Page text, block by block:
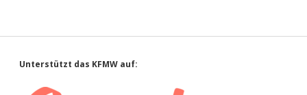
Sidebar
Unterstützt das KFMW auf: